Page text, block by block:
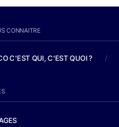
CONNAITRE
C'EST QUI, C'EST QUOI ? /